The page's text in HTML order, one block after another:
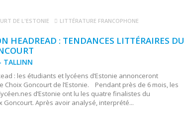
DE L'ESTONIE LITTÉRATURE FRANCOPHONE
HEADREAD : TENDANCES LITTÉRAIRES DU
TALLINN
: les étudiants et lycéens d’Estonie annonceront
Choix Goncourt de l’Estonie. Pendant près de 6 mois, les
d’Estonie ont lu les quatre finalistes du
Goncourt. Après avoir analysé, interprété...